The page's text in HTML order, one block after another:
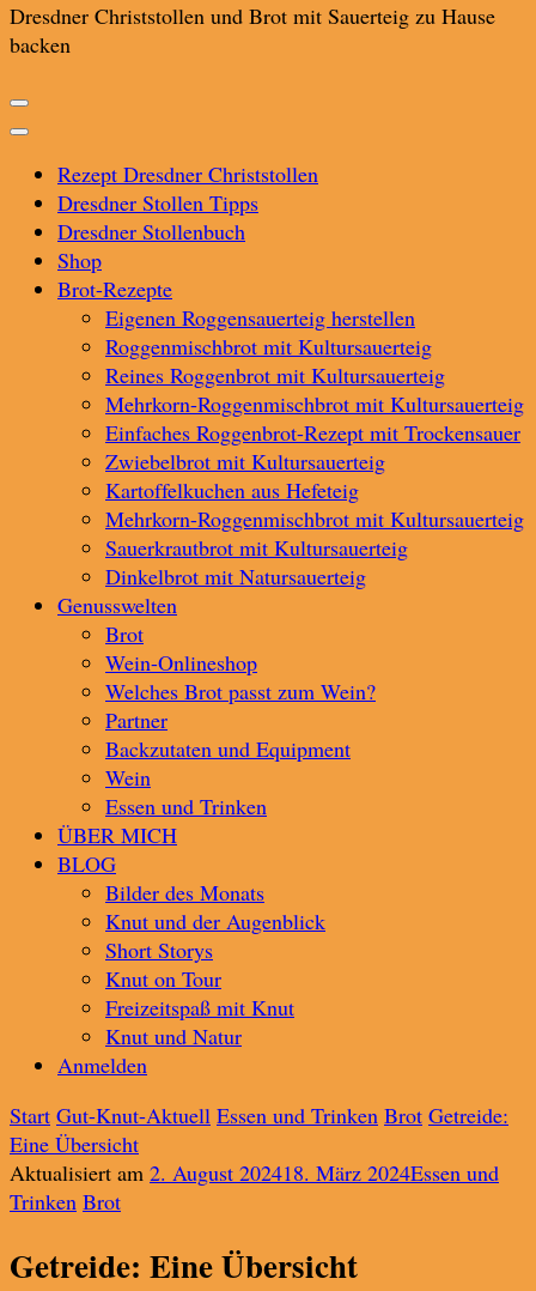
Dresdner Christstollen und Brot mit Sauerteig zu Hause
backen
Rezept Dresdner Christstollen
Dresdner Stollen Tipps
Dresdner Stollenbuch
Shop
Brot-Rezepte
Eigenen Roggensauerteig herstellen
Roggenmischbrot mit Kultursauerteig
Reines Roggenbrot mit Kultursauerteig
Mehrkorn-Roggenmischbrot mit Kultursauerteig
Einfaches Roggenbrot-Rezept mit Trockensauer
Zwiebelbrot mit Kultursauerteig
Kartoffelkuchen aus Hefeteig
Mehrkorn-Roggenmischbrot mit Kultursauerteig
Sauerkrautbrot mit Kultursauerteig
Dinkelbrot mit Natursauerteig
Genusswelten
Brot
Wein-Onlineshop
Welches Brot passt zum Wein?
Partner
Backzutaten und Equipment
Wein
Essen und Trinken
ÜBER MICH
BLOG
Bilder des Monats
Knut und der Augenblick
Short Storys
Knut on Tour
Freizeitspaß mit Knut
Knut und Natur
Anmelden
Start Gut-Knut-Aktuell Essen und Trinken Brot Getreide:
Eine Übersicht
Aktualisiert am 2. August 202418. März 2024Essen und
Trinken Brot
Getreide: Eine Übersicht